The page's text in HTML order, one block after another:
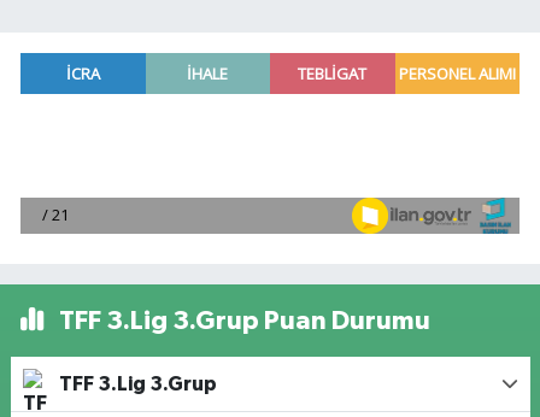
TFF 3.Lig 3.Grup Puan Durumu
TFF 3.Lig 3.Grup